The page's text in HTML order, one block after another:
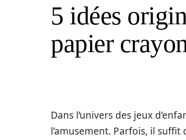
5 idées
papier
Dans l’univers des jeux
l’amusement. Parfois, il suffit